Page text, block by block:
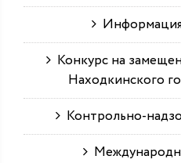
Конкурс на
Находкинского
Контрольно-